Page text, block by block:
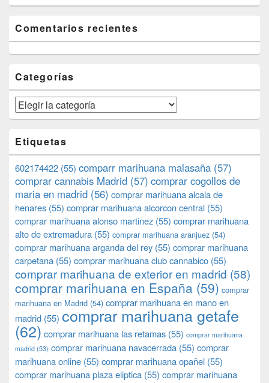
Comentarios recientes
Categorías
Categorías
Etiquetas
602174422 (55) comparr marihuana malasaña (57)
comprar cannabis Madrid (57) comprar cogollos de
maria en madrid (56) comprar marihuana alcala de
henares (55) comprar marihuana alcorcon central (55)
comprar marihuana alonso martinez (55) comprar marihuana
alto de extremadura (55) comprar marihuana aranjuez (54)
comprar marihuana arganda del rey (55) comprar marihuana
carpetana (55) comprar marihuana club cannabico (55)
comprar marihuana de exterior en madrid (58)
comprar marihuana en España (59) comprar
marihuana en Madrid (54) comprar marihuana en mano en
madrid (55) comprar marihuana getafe
(62) comprar marihuana las retamas (55) comprar marihuana
madrid (53) comprar marihuana navacerrada (55) comprar
marihuana online (55) comprar marihuana opañel (55)
comprar marihuana plaza eliptica (55) comprar marihuana